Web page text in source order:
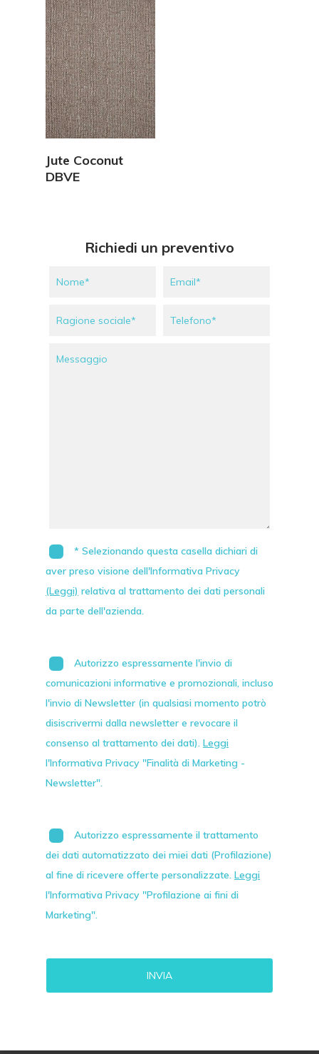
Jute Coconut
DBVE
Richiedi un preventivo
* Selezionando questa casella dichiari di
aver preso visione dell'Informativa Privacy
(Leggi) relativa al trattamento dei dati personali
da parte dell'azienda.
Autorizzo espressamente l'invio di
comunicazioni informative e promozionali, incluso
l'invio di Newsletter (in qualsiasi momento potrò
disiscrivermi dalla newsletter e revocare il
consenso al trattamento dei dati). Leggi
l'Informativa Privacy "Finalità di Marketing -
Newsletter".
Autorizzo espressamente il trattamento
dei dati automatizzato dei miei dati (Profilazione)
al fine di ricevere offerte personalizzate. Leggi
l'Informativa Privacy "Profilazione ai fini di
Marketing".